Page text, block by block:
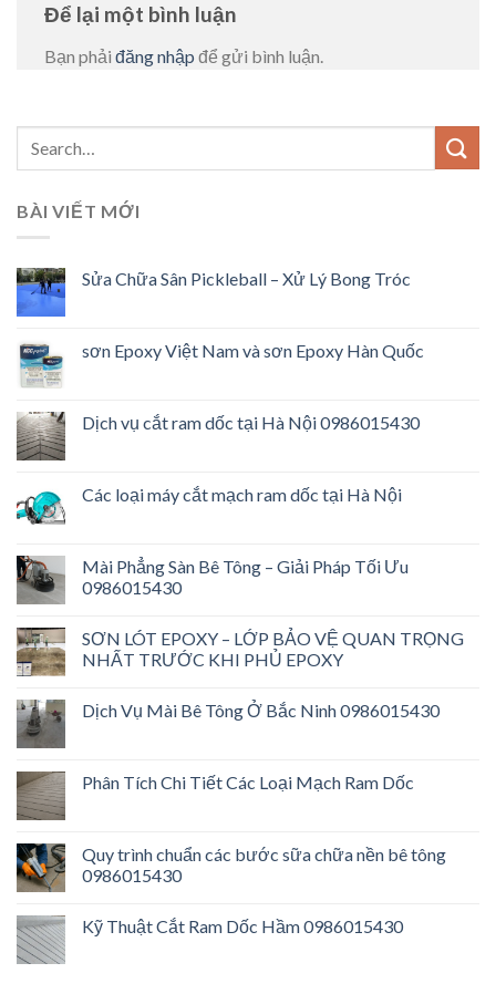
Để lại một bình luận
Bạn phải đăng nhập để gửi bình luận.
BÀI VIẾT MỚI
Sửa Chữa Sân Pickleball – Xử Lý Bong Tróc
sơn Epoxy Việt Nam và sơn Epoxy Hàn Quốc
Dịch vụ cắt ram dốc tại Hà Nội 0986015430
Các loại máy cắt mạch ram dốc tại Hà Nội
Mài Phẳng Sàn Bê Tông – Giải Pháp Tối Ưu
0986015430
SƠN LÓT EPOXY – LỚP BẢO VỆ QUAN TRỌNG
NHẤT TRƯỚC KHI PHỦ EPOXY
Dịch Vụ Mài Bê Tông Ở Bắc Ninh 0986015430
Phân Tích Chi Tiết Các Loại Mạch Ram Dốc
Quy trình chuẩn các bước sữa chữa nền bê tông
0986015430
Kỹ Thuật Cắt Ram Dốc Hầm 0986015430